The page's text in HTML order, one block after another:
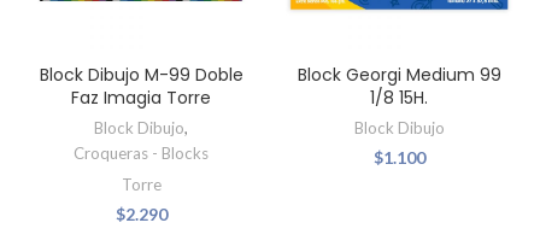
Block Dibujo M-99 Doble
Faz Imagia Torre
Block Dibujo,
Croqueras - Blocks
Torre
$2.290
Block Georgi Medium 99
1/8 15H.
Block Dibujo
$1.100